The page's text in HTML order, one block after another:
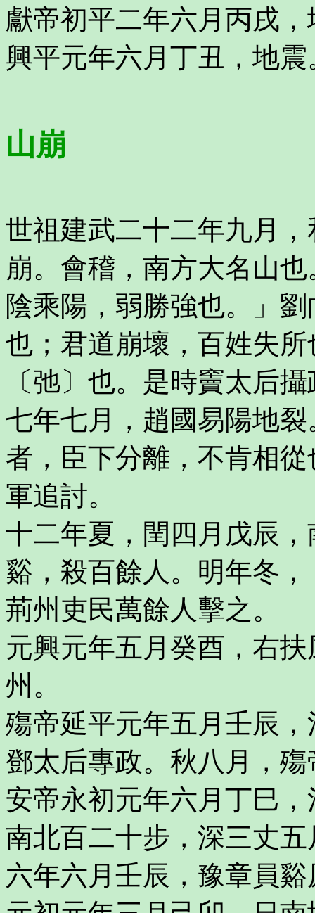
獻帝初平二年六月丙戌
興平元年六月丁丑，地震
山崩
世祖建武二十二年九月
崩。會稽，南方大名山
陰乘陽，弱勝強也。」
也；君道崩壞，百姓失
〔弛〕也。是時竇太后
七年七月，趙國易陽地
者，臣下分離，不肯相
軍追討。
十二年夏，閏四月戊辰
谿，殺百餘人。明年冬
荊州吏民萬餘人擊之。
元興元年五月癸酉，右
州。
殤帝延平元年五月壬辰
鄧太后專政。秋八月，殤
安帝永初元年六月丁巳
南北百二十步，深三丈五
六年六月壬辰，豫章員